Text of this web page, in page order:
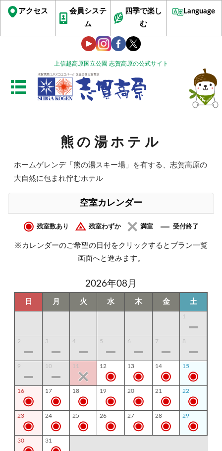
上信越高原国立公園 志賀高原の公式サイト
アクセス
会員システ
ム
四季で楽し
む
Language
熊の湯ホテル
ホームゲレンデ「熊の湯スキー場」を有する、志賀高原の
大自然に包まれ佇むホテル
空室カレンダー
残室数あり 残室わずか 満室 受付終了
※カレンダーのご希望の日付をクリックするとプラン一覧
画面へと進みます。
2026年08月
日 月 火 水 木 金 土
1
2 3 4 5 6 7 8
9 10 11 12 13 14 15
16 17 18 19 20 21 22
23 24 25 26 27 28 29
30 31